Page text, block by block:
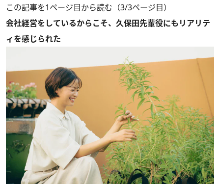
この記事を1ページ目から読む（3/3ページ目）
会社経営をしているからこそ、久保田先輩役にもリアリテ
ィを感じられた